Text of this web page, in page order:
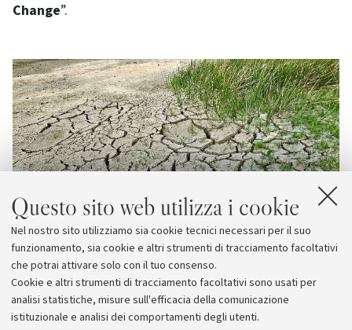
Questo sito web utilizza i cookie
Nel nostro sito utilizziamo sia cookie tecnici necessari per il suo
funzionamento, sia cookie e altri strumenti di tracciamento facoltativi
che potrai attivare solo con il tuo consenso.
Cookie e altri strumenti di tracciamento facoltativi sono usati per
analisi statistiche, misure sull'efficacia della comunicazione
istituzionale e analisi dei comportamenti degli utenti.
Change”.